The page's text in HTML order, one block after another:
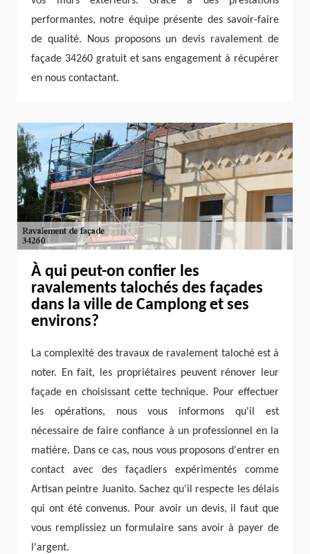
performantes, notre équipe présente des savoir-faire
de qualité. Nous proposons un devis ravalement de
façade 34260 gratuit et sans engagement à récupérer
en nous contactant.
À qui peut-on confier les
ravalements talochés des façades
dans la ville de Camplong et ses
environs?
La complexité des travaux de ravalement taloché est à
noter. En fait, les propriétaires peuvent rénover leur
façade en choisissant cette technique. Pour effectuer
les opérations, nous vous informons qu'il est
nécessaire de faire confiance à un professionnel en la
matière. Dans ce cas, nous vous proposons d'entrer en
contact avec des façadiers expérimentés comme
Artisan peintre Juanito. Sachez qu'il respecte les délais
qui ont été convenus. Pour avoir un devis, il faut que
vous remplissiez un formulaire sans avoir à payer de
l'argent.